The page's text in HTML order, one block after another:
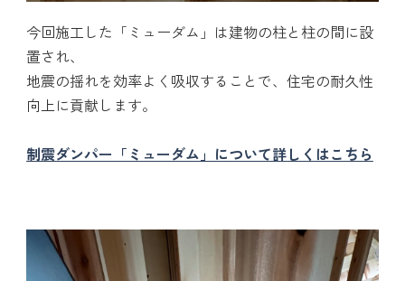
今回施工した「ミューダム」は建物の柱と柱の間に設
置され、
地震の揺れを効率よく吸収することで、住宅の耐久性
向上に貢献します。
制震ダンパー「ミューダム」について詳しくはこちら